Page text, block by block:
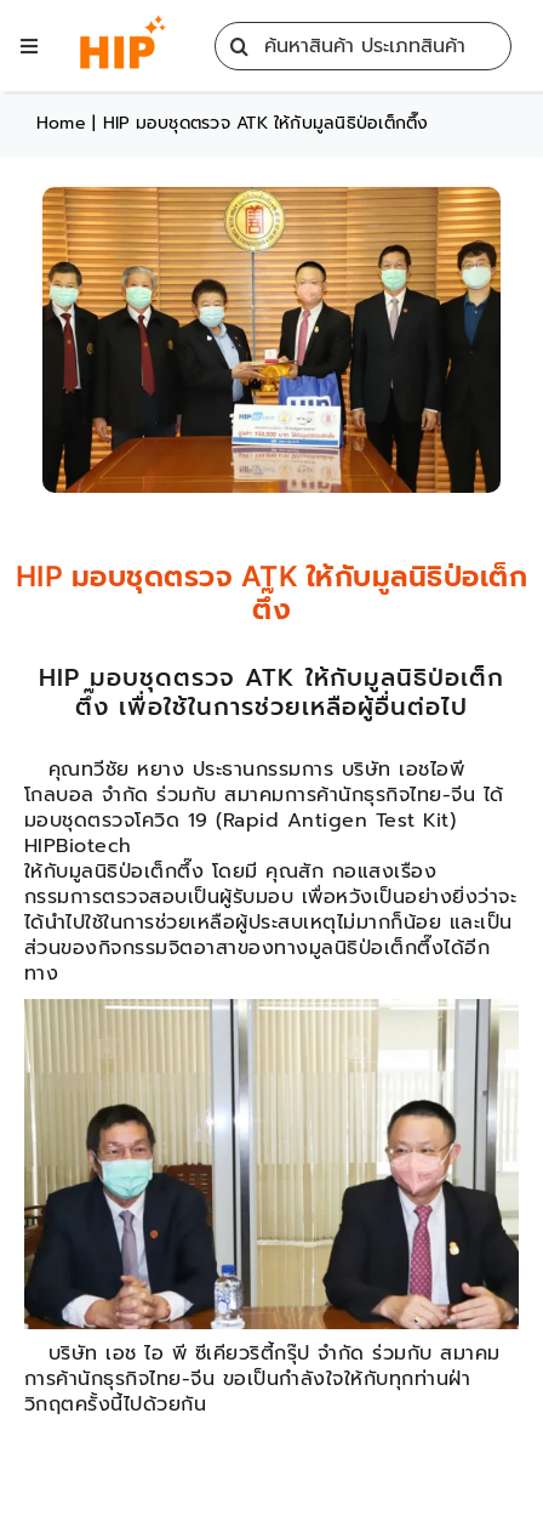
Toggle
Home
All Products
Training
Blog
Services
Search
for:
Home | HIP มอบชุดตรวจ ATK ให้กับมูลนิธิป่อเต็กตึ๊ง
HIP มอบชุดตรวจ ATK ให้กับมูลนิธิป่อเต็ก
ตึ๊ง
HIP มอบชุดตรวจ ATK ให้กับมูลนิธิป่อเต็ก
ตึ๊ง เพื่อใช้ในการช่วยเหลือผู้อื่นต่อไป
คุณทวีชัย หยาง ประธานกรรมการ บริษัท เอชไอพี
โกลบอล จำกัด ร่วมกับ สมาคมการค้านักธุรกิจไทย-จีน ได้
มอบชุดตรวจโควิด 19 (Rapid Antigen Test Kit)
HIPBiotech
ให้กับมูลนิธิป่อเต็กตึ๊ง โดยมี คุณสัก กอแสงเรือง
กรรมการตรวจสอบเป็นผู้รับมอบ เพื่อหวังเป็นอย่างยิ่งว่าจะ
ได้นำไปใช้ในการช่วยเหลือผู้ประสบเหตุไม่มากก็น้อย และเป็น
ส่วนของกิจกรรมจิตอาสาของทางมูลนิธิป่อเต็กตึ๊งได้อีก
ทาง
บริษัท เอช ไอ พี ซีเคียวริตี้กรุ๊ป จำกัด ร่วมกับ สมาคม
การค้านักธุรกิจไทย-จีน ขอเป็นกำลังใจให้กับทุกท่านฝ่า
วิกฤตครั้งนี้ไปด้วยกัน